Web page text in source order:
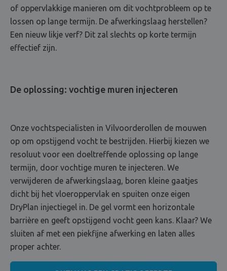
of oppervlakkige manieren om dit vochtprobleem op te
lossen op lange termijn. De afwerkingslaag herstellen?
Een nieuw likje verf? Dit zal slechts op korte termijn
effectief zijn.
De oplossing: vochtige muren injecteren
Onze vochtspecialisten in Vilvoorderollen de mouwen
op om opstijgend vocht te bestrijden. Hierbij kiezen we
resoluut voor een doeltreffende oplossing op lange
termijn, door vochtige muren te injecteren. We
verwijderen de afwerkingslaag, boren kleine gaatjes
dicht bij het vloeroppervlak en spuiten onze eigen
DryPlan injectiegel in. De gel vormt een horizontale
barrière en geeft opstijgend vocht geen kans. Klaar? We
sluiten af met een piekfijne afwerking en laten alles
proper achter.